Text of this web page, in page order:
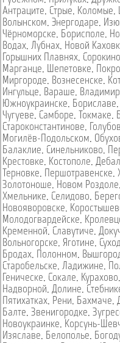
Антраците, Стрые, Коломые,
Волынском, Энергодаре,
Чёрноморске, Борисполе,
Водах, Лубнах, Новой
Горышних Плавнях, Сорокино
Марганце, Шепетовке,
Миргороде, Вознесенске,
Ингульце, Вараше,
Южноукраинске, Бориславе,
Чугуеве, Самборе, Токмаке,
Староконстантинове,
Могилёв-Подольском,
Балаклие, Синельниково,
Крестовке, Костополе,
Терновке, Першотравенске,
Золотоноше, Новом Роздоле,
Хмельнике, Селидово,
Новояворовске,
Молодогвардейске,
Кременной, Славутиче,
Вольногорске, Яготине,
Бродах, Полонном,
Старобельске, Ладижине,
Геническе, Сокале, Курахово,
Надворной, Долине,
Пятихатках, Рени, Бахмаче,
Балте, Звенигородке,
Новоукраинке, Корсунь-
Изяславе, Белополье,